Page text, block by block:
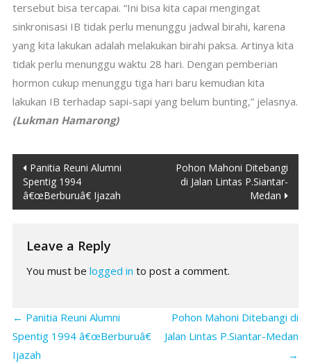
tersebut bisa tercapai. “Ini bisa kita capai mengingat
sinkronisasi IB tidak perlu menunggu jadwal birahi, karena
yang kita lakukan adalah melakukan birahi paksa. Artinya kita
tidak perlu menunggu waktu 28 hari. Dengan pemberian
hormon cukup menunggu tiga hari baru kemudian kita
lakukan IB terhadap sapi-sapi yang belum bunting,” jelasnya.
(Lukman Hamarong)
Post
navigation
Panitia Reuni Alumni
Spentig 1994
â€œBerburuâ€ Ijazah
Pohon Mahoni Ditebangi
di Jalan Lintas P.Siantar-
Medan
Leave a Reply
You must be logged in to post a comment.
← Panitia Reuni Alumni
Spentig 1994 â€œBerburuâ€
Ijazah
Pohon Mahoni Ditebangi di
Jalan Lintas P.Siantar-Medan
→